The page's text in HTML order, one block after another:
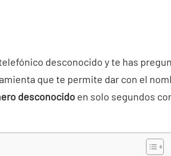
desconocido y te has
que te permite dar con el
desconocido en solo segundos